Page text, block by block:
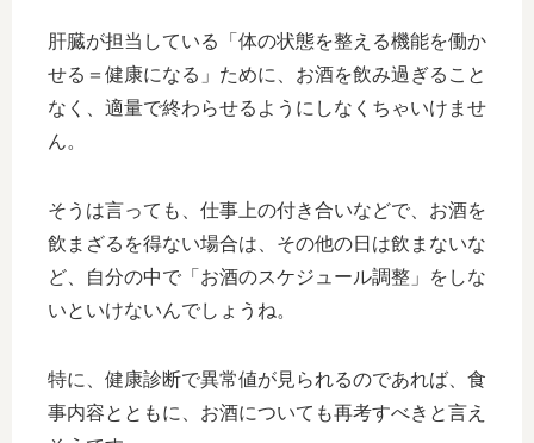
肝臓が担当している「体の状態を整える機能を働か
せる＝健康になる」ために、お酒を飲み過ぎること
なく、適量で終わらせるようにしなくちゃいけませ
ん。
そうは言っても、仕事上の付き合いなどで、お酒を
飲まざるを得ない場合は、その他の日は飲まないな
ど、自分の中で「お酒のスケジュール調整」をしな
いといけないんでしょうね。
特に、健康診断で異常値が見られるのであれば、食
事内容とともに、お酒についても再考すべきと言え